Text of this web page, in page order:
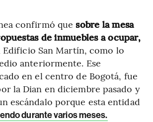
confirmó quesobre la mesa
de inmuebles a ocupar,
San Martín, como lo
anteriormente. Ese
en el centro de Bogotá, fue
la Dian en diciembre pasado y
escándalo porque esta entidad
durante varios meses.